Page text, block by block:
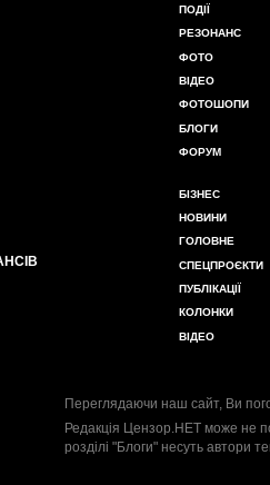
ПОДІЇ
РЕЗОНАНС
ФОТО
ВІДЕО
ФОТОШОПИ
БЛОГИ
ФОРУМ
БІЗНЕС
НОВИНИ
ГОЛОВНЕ
СПЕЦПРОЄКТИ
ПУБЛІКАЦІЇ
КОЛОНКИ
ВІДЕО
Переглядаючи наш сайт, Ви
Редакція Цензор.НЕТ може не
розділі "Блоги" несуть автори